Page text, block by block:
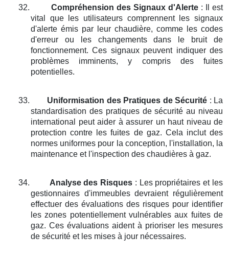
32. Compréhension des Signaux d'Alerte : Il est
vital que les utilisateurs comprennent les signaux
d'alerte émis par leur chaudière, comme les codes
d'erreur ou les changements dans le bruit de
fonctionnement. Ces signaux peuvent indiquer des
problèmes imminents, y compris des fuites
potentielles.
33. Uniformisation des Pratiques de Sécurité : La
standardisation des pratiques de sécurité au niveau
international peut aider à assurer un haut niveau de
protection contre les fuites de gaz. Cela inclut des
normes uniformes pour la conception, l'installation, la
maintenance et l'inspection des chaudières à gaz.
34. Analyse des Risques : Les propriétaires et les
gestionnaires d'immeubles devraient régulièrement
effectuer des évaluations des risques pour identifier
les zones potentiellement vulnérables aux fuites de
gaz. Ces évaluations aident à prioriser les mesures
de sécurité et les mises à jour nécessaires.